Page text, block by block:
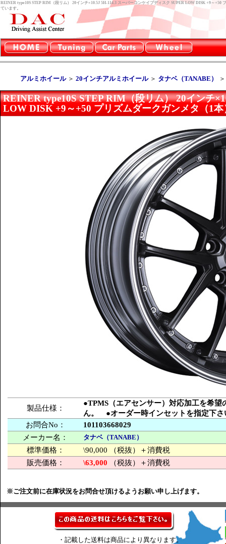
REINER type10S STEP RIM（段リム） 20インチ×10.5J 5H-114.3 スーパーコンケイプディスク SUPER LOW DISK +9～
ています。
アルミホイール＞ 20インチアルミホイール＞ タナベ（TANABE）
REINER type10S STEP RIM（段リム） 20インチ
LOW DISK +9～+50 プリズムダークガンメタ（1本
製品仕様：
●TPMS（エアセンサー）対応加工を希
ん。 ●オーダー時インセットを指定下
お問合No：
101103668029
メーカー名：
タナベ（TANABE）
標準価格：
\90,000 （税抜）＋消費税
販売価格：
\63,000 （税抜）＋消費税
※ご注文前に在庫状況をお問合せ頂けるようお願い申し上げます。
・記載した送料は商品により異なります。